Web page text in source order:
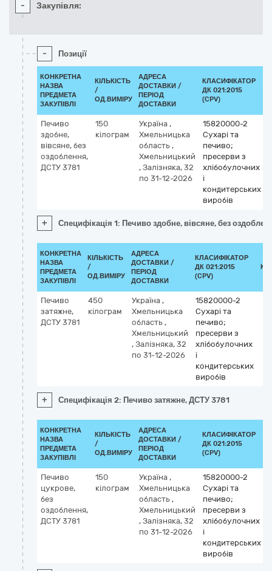
- Закупівля:
- Позиції
КОНКРЕТНА
НАЗВА
ПРЕДМЕТА
ЗАКУПІВЛІ
КІЛЬКІСТЬ
/
ОД.ВИМІРУ
АДРЕСА
ДОСТАВКИ /
ПЕРІОД
ДОСТАВКИ
КЛАСИФІКАТОР
ДК 021:2015
(CPV)
Печиво
здобне,
вівсяне, без
оздоблення,
ДСТУ 3781
150
кілограм
Україна ,
Хмельницька
область ,
Хмельницький
, Залізняка, 32
по 31-12-2026
15820000-2
Сухарі та
печиво;
пресерви з
хлібобулочних
і
кондитерських
виробів
+ Специфікація 1: Печиво здобне, вівсяне, без
КОНКРЕТНА
НАЗВА
ПРЕДМЕТА
ЗАКУПІВЛІ
КІЛЬКІСТЬ
/
ОД.ВИМІРУ
АДРЕСА
ДОСТАВКИ /
ПЕРІОД
ДОСТАВКИ
КЛАСИФІКАТОР
ДК 021:2015
(CPV)
Печиво
затяжне,
ДСТУ 3781
450
кілограм
Україна ,
Хмельницька
область ,
Хмельницький
, Залізняка, 32
по 31-12-2026
15820000-2
Сухарі та
печиво;
пресерви з
хлібобулочних
і
кондитерських
виробів
+ Специфікація 2: Печиво затяжне, ДСТУ 3781
КОНКРЕТНА
НАЗВА
ПРЕДМЕТА
ЗАКУПІВЛІ
КІЛЬКІСТЬ
/
ОД.ВИМІРУ
АДРЕСА
ДОСТАВКИ /
ПЕРІОД
ДОСТАВКИ
КЛАСИФІКАТОР
ДК 021:2015
(CPV)
Печиво
цукрове,
без
оздоблення,
ДСТУ 3781
150
кілограм
Україна ,
Хмельницька
область ,
Хмельницький
, Залізняка, 32
по 31-12-2026
15820000-2
Сухарі та
печиво;
пресерви з
хлібобулочних
і
кондитерських
виробів